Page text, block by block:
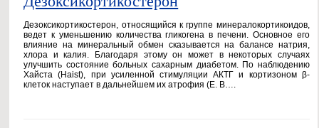
Дезоксикортикостерон, относящийся к группе минералокортикоидов,
ведет к уменьшению количества гликогена в печени. Основное его
влияние на минеральный обмен сказывается на балансе натрия,
хлора и калия. Благодаря этому он может в некоторых случаях
улучшить состояние больных сахарным диабетом. По наблюдению
Хайста (Haist), при усиленной стимуляции АКТГ и кортизоном β-
клеток наступает в дальнейшем их атрофия (Е. В….